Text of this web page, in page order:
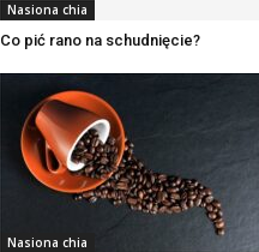
Nasiona chia
Co pić rano na schudnięcie?
Nasiona chia